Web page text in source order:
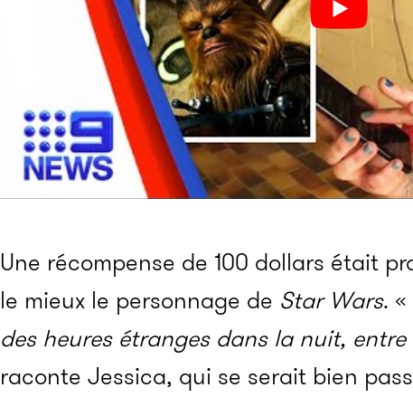
Une récompense de 100 dollars était
le mieux le personnage de Star Wars. «
des heures étranges dans la nuit,
raconte Jessica, qui se serait bien